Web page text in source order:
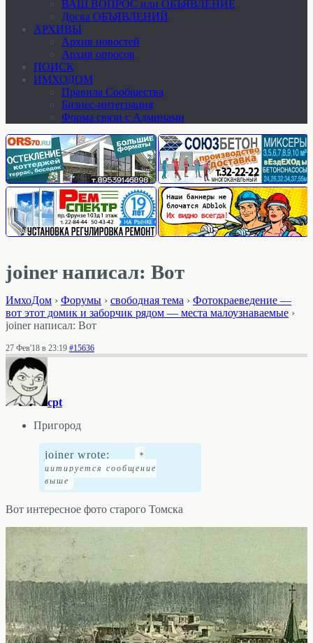
ВАШ ВОПРОС или ОБЪЯВЛЕНИЕ
Доска ОБЪЯВЛЕНИЙ
АРХИВЫ
Архив новостей
Архив опросов
ПОИСК
ИМХОДОМ
Правила Сообщества
Бизнес-интеграция
Форма связи с Админами
joiner написал: Вот
ИмхоДом › Форумы › свободная тема › Фотокраеведение —
вот этот домик и заборчик рядом — места малоузнаваемые ›
joiner написал: Вот
27 Фев'18 в 23:19 #15636
cpt
Пригород
joiner wrote:
Вот интересное фото старого Томска